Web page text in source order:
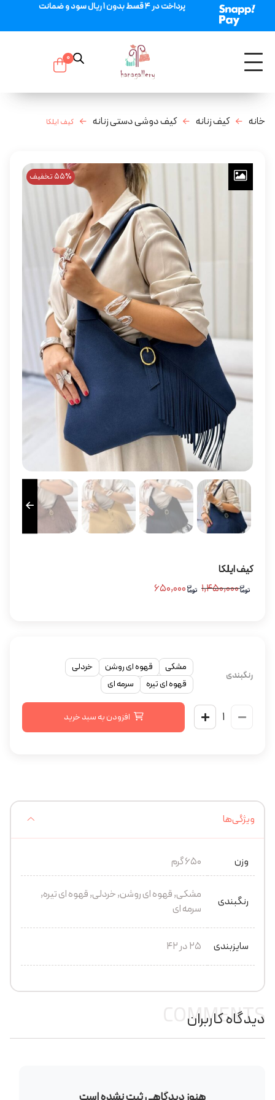
پرداخت در 4 قسط بدون 1 ریال سود و ضمانت
0
خانه کیف زنانه کیف دوشی دستی زنانه کیف ایلکا
55% تخفیف
کیف ایلکا
۱,۴۵۰,۰۰۰
رنگبندی
مشکی قهوه ای روشن
خردلی
قهوه ای تیره
سرمه ای
افزودن به سبد خرید
ویژگی‌ها
وزن 650 گرم
رنگبندی
مشکی, قهوه ای روشن, خردلی, قهوه ای تیره,
سرمه ای
سایزبندی 25 در 42
دیدگاه کاربران
COMMENTS